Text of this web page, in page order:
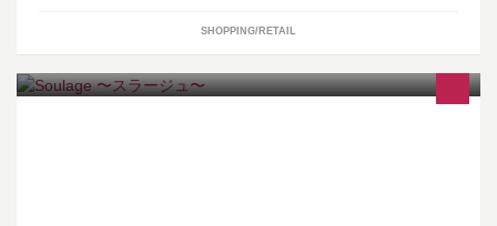
SHOPPING/RETAIL